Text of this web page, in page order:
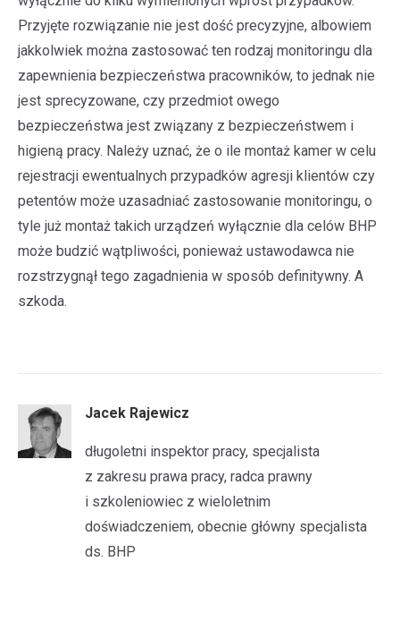
Przyjęte rozwiązanie nie jest dość precyzyjne, albowiem
jakkolwiek można zastosować ten rodzaj monitoringu dla
zapewnienia bezpieczeństwa pracowników, to jednak nie
jest sprecyzowane, czy przedmiot owego
bezpieczeństwa jest związany z bezpieczeństwem i
higieną pracy. Należy uznać, że o ile montaż kamer w celu
rejestracji ewentualnych przypadków agresji klientów czy
petentów może uzasadniać zastosowanie monitoringu, o
tyle już montaż takich urządzeń wyłącznie dla celów BHP
może budzić wątpliwości, ponieważ ustawodawca nie
rozstrzygnął tego zagadnienia w sposób definitywny. A
szkoda.
Jacek Rajewicz
długoletni inspektor pracy, specjalista
z zakresu prawa pracy, radca prawny
i szkoleniowiec z wieloletnim
doświadczeniem, obecnie główny specjalista
ds. BHP